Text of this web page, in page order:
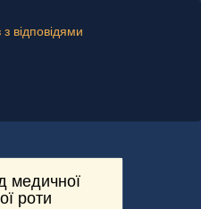
відповідями
медичної
роти